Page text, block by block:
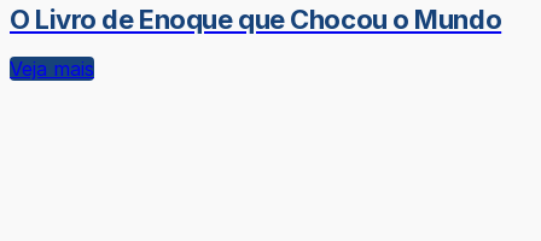
O Livro de Enoque que Chocou o Mundo
Veja mais